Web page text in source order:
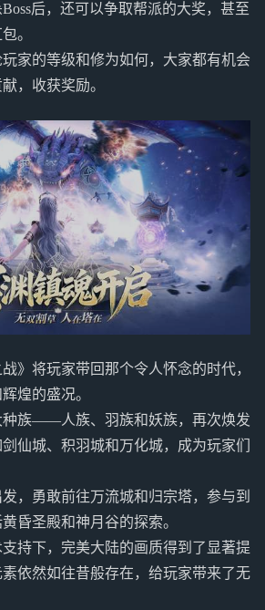
后，还可以争取帮派的大奖，甚至
。
家的等级和修为如何，大家都有机会
，收获奖励。
》将玩家带回那个令人怀念的时代，
煌的盛况。
种族——人族、羽族和妖族，再次焕发
仙城、积羽城和万化城，成为玩家们
，勇敢前往万流城和归宗塔，参与到
昏圣殿和神月谷的探索。
持下，完美大陆的画质得到了显著提
依然如往昔般存在，给玩家带来了无